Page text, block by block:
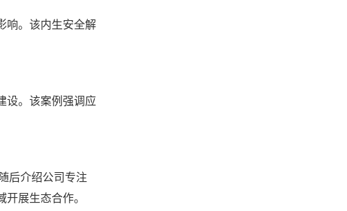
响。该内生安全解
设。该案例强调应
后介绍公司专注
展生态合作。